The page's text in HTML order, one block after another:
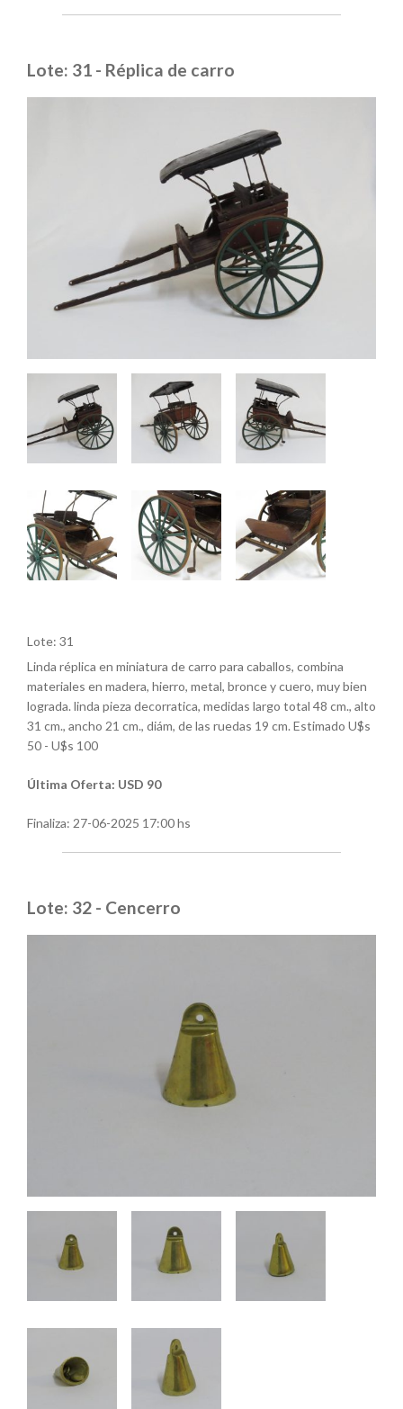
Lote: 31 - Réplica de carro
Lote: 31
Linda réplica en miniatura de carro para caballos, combina
materiales en madera, hierro, metal, bronce y cuero, muy bien
lograda. linda pieza decorratica, medidas largo total 48 cm., alto
31 cm., ancho 21 cm., diám, de las ruedas 19 cm. Estimado U$s
50 - U$s 100
Última Oferta: USD 90
Finaliza: 27-06-2025 17:00 hs
Lote: 32 - Cencerro